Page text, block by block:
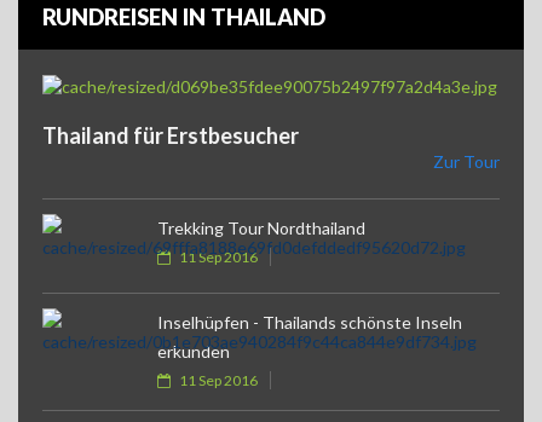
RUNDREISEN IN THAILAND
Thailand für Erstbesucher
Zur Tour
Trekking Tour Nordthailand
11 Sep 2016
Inselhüpfen - Thailands schönste Inseln
erkunden
11 Sep 2016